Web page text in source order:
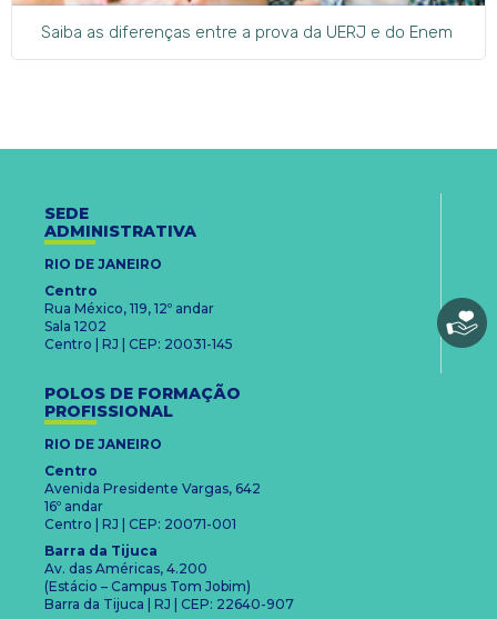
Saiba as diferenças entre a prova da UERJ e do Enem
SEDE
ADMINISTRATIVA
RIO DE JANEIRO
Centro
Rua México, 119, 12º andar
Sala 1202
Centro | RJ | CEP: 20031-145
POLOS DE FORMAÇÃO
PROFISSIONAL
RIO DE JANEIRO
Centro
Avenida Presidente Vargas, 642
16º andar
Centro | RJ | CEP: 20071-001
Barra da Tijuca
Av. das Américas, 4.200
(Estácio – Campus Tom Jobim)
Barra da Tijuca | RJ | CEP: 22640-907